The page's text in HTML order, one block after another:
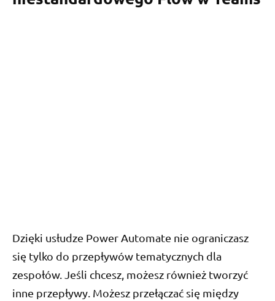
Dzięki usłudze Power Automate nie ograniczasz
się tylko do przepływów tematycznych dla
zespołów. Jeśli chcesz, możesz również tworzyć
inne przepływy. Możesz przełączać się między